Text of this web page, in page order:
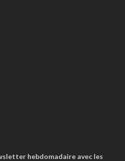
hebdomadaire avec les